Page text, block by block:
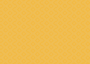
menu